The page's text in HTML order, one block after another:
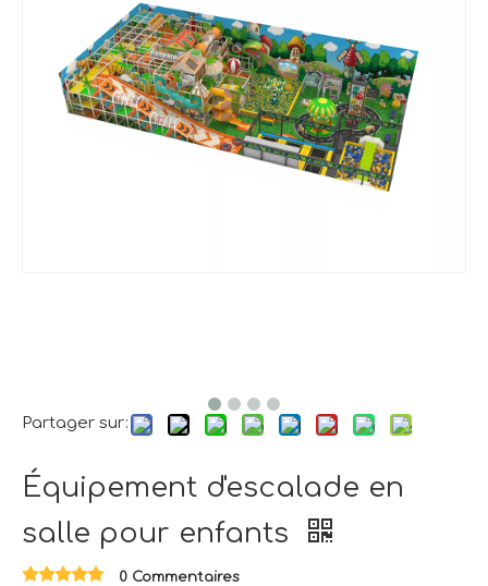
Partager sur:
Équipement d'escalade en
salle pour enfants
0 Commentaires